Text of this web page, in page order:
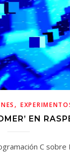
,
EN
C sobre